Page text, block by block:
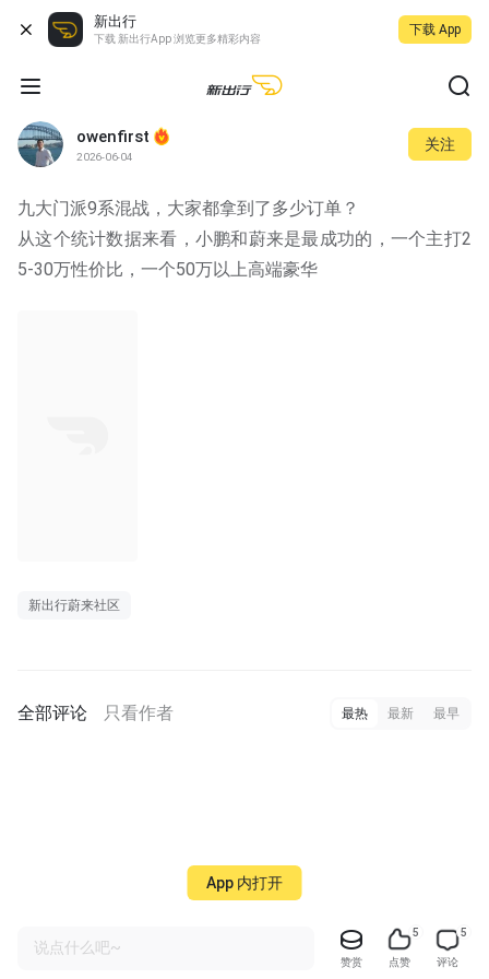
新出行
下载 新出行App 浏览更多精彩内容
下载 App
owenfirst
2026-06-04
关注
九大门派9系混战，大家都拿到了多少订单？
从这个统计数据来看，小鹏和蔚来是最成功的，一个主打2
5-30万性价比，一个50万以上高端豪华
新出行蔚来社区
全部评论 只看作者 最热 最新 最早
说点什么吧~
赞赏
5
点赞
5
评论
App 内打开